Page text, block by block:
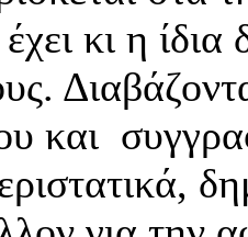
κι η
και